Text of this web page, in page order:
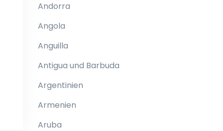
Andorra
Angola
Anguilla
Antigua und Barbuda
Argentinien
Armenien
Aruba